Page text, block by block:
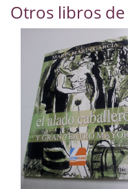
Economía
Enciclopedias
Ensayo
Ensayo literario
Filosofía
Física y Química
Otros libros de